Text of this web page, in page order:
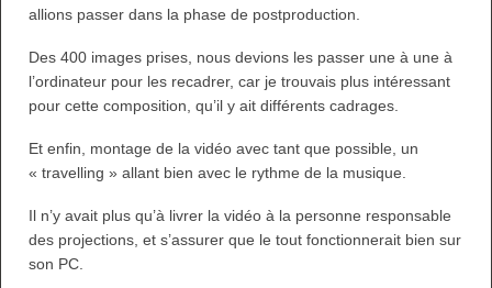
allions passer dans la phase de postproduction.
Des 400 images prises, nous devions les passer une à une à
l’ordinateur pour les recadrer, car je trouvais plus intéressant
pour cette composition, qu’il y ait différents cadrages.
Et enfin, montage de la vidéo avec tant que possible, un
« travelling » allant bien avec le rythme de la musique.
Il n’y avait plus qu’à livrer la vidéo à la personne responsable
des projections, et s’assurer que le tout fonctionnerait bien sur
son PC.